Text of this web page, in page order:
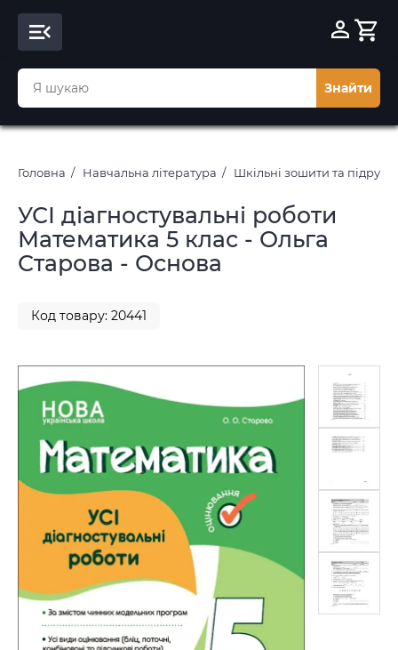
Знайти
Головна Навчальна література Шкільні зошити та
УСІ діагностувальні роботи
Математика 5 клас - Ольга
Старова - Основа
Код товару: 20441